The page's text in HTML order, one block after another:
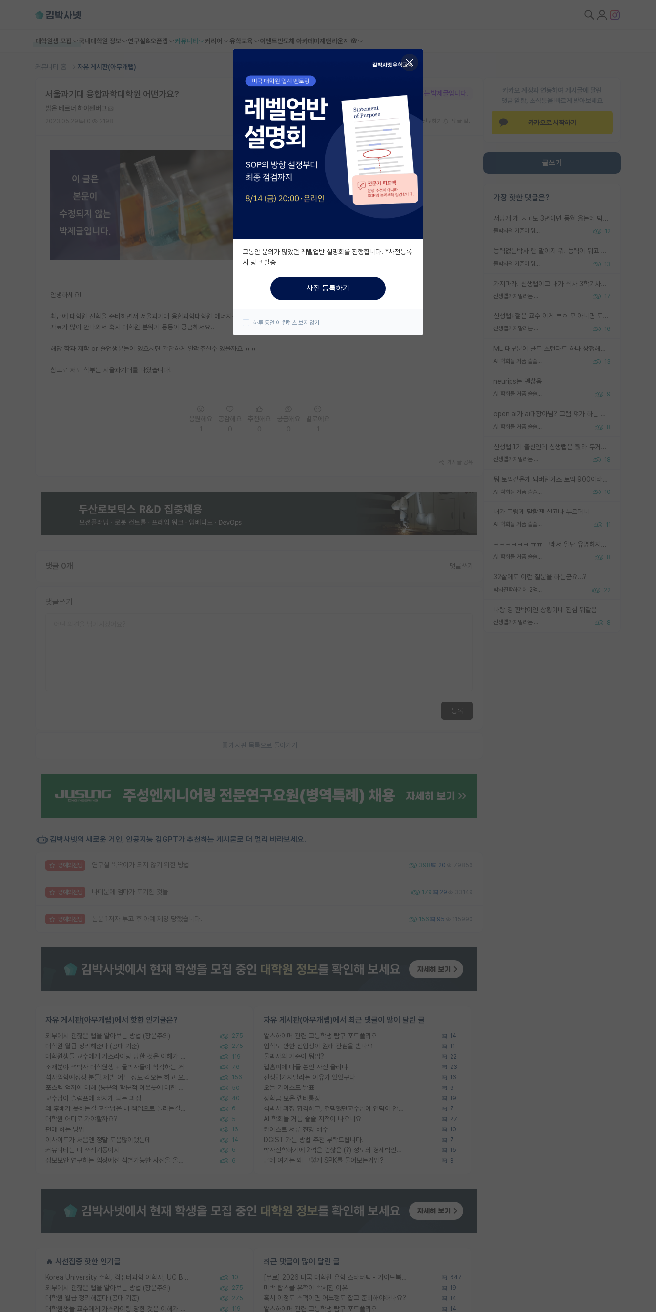
대학원생 모집 국내대학원 정보 연구실&오픈랩 커뮤니티 커리어 유학교육 이벤트반도체 아카데미 재팬라운지 🌸
커뮤니티 홈 자유 게시판(아무개랩)
카카오 계정과 연동하여 게시글에 달린
댓글 알람, 소식등을 빠르게 받아보세요
카카오로 시작하기
글쓰기
가장 핫한 댓글은?
서당개 개 ㅅㄲ도 3년이면 풍월 읊는데 박사 5년 이상 대리고 있으면서 물된건 교수 탓 맞는ㄱ게 거기가 서당이 아니란 소리임
물박사의 기준이 뭐임? 12
능력없는박사 란 말이지 뭐. 능력이 뭐고 능력이 있다는게 뭔지는 사람마다 기준이 다르니까 얘기해봐야 서로 자기 기준만 얘기해서 논쟁이 끝이 안나고. 주위에서 능력있고 야심있는 신입생이 교수가 유의미한 피드백을 아예 안주면서 제대로된 과제에 참여해볼 기회도 제공하지 않고 잡일 뺑뺑이만 돌려서 맨날 단순작업만 하면서 밤새다가 눈빛이 점점 죽어가는걸 본 사람은 물박사는 교수탓이라고 하고, 교수는 이것저것 알려도 주고 기회도 주고 사수 동기 붙여주면서 어떻게든 끌고가려고 하는데 본인이 매일 뺀질거리면서 출근 하는둥마는둥 하다가 기껏 와서도 폰이나 쳐다보다가 실험 망치고 저녁약속있어서 먼저 가볼게요~ 하는걸 본 사람은 물박사는 본인탓이라고 함.
물박사의 기준이 뭐임? 13
가지마라. 신생랩이고 내가 석사 3학기차인데 최고참인데 나도 아무것도 모르는데 교수가 후배들 왜 논문 교육 안시키냐. 논문 왜 안 써오냐 닦달한다
신생랩가지말라는 이유가 있었구나 17
신생랩+젊은 교수 이게 ㄹㅇ 모 아니면 도인듯.
신생랩가지말라는 이유가 있었구나 16
ML 대부분이 골드 스탠다드 하나 상정해놓고 (벤치마크 데이터셋이 여러 개면 여러 개 상정) 그거 얼마나 잘 맞추나 싸움임 가끔 번뜩이는 설계 철학을 보여주는 논문들도 있지만 대부분 그거 성적 얼마나 더 올리느라에 혈안이 되어 있는 측면이 잇음
AI 학회들 거품 슬슬 지적이 나오네요 13
neurips는 괜찮음
AI 학회들 거품 슬슬 지적이 나오네요 9
open ai가 ai대장아님? 그럼 쟤가 하는 말이 다 맞겠네
AI 학회들 거품 슬슬 지적이 나오네요 8
신생랩 1기 출신인데 신생랩은 줠라 무거운 바벨 같은거임. 들면 대박인데 못들면 깔려 죽음. 아무도 알려주지 않는 환경에서 자생해야하지만, 일단 살아남았다면 그 어떤 사람보다 악착같고 생존력 높은 사람으로 거듭날 수 있음
신생랩가지말라는 이유가 있었구나 18
뭐 토익같은게 되버린거죠 토익 900이라고 영어잘하는건 아닙니다만 잘하는사람은 다 900을 넘는 그런
AI 학회들 거품 슬슬 지적이 나오네요 10
내가 그렇게 말할땐 신고나 누르더니
AI 학회들 거품 슬슬 지적이 나오네요 11
ㅋㅋㅋㅋㅋㅋ ㅠㅠ 그래서 일단 유명해지는게 중요한거같습니다
AI 학회들 거품 슬슬 지적이 나오네요 8
32살에도 이런 질문을 하는군요...?
박사진학하기에 2억은 괜찮은 (?) 정도의 경제력인가요 22
나랑 걍 판박이인 상황이네 진심 뭐같음
신생랩가지말라는 이유가 있었구나 8
본문이 수정되지 않는 박제글입니다.
서울과기대 융합과학대학원 어떤가요?
밝은 베르너 하이젠버그
스크랩 신고하기
안녕하세요!
최근에 대학원 진학을 준비하면서 서울과기대 융합과학대학원 에너지정책학과에 대해 알아보고 있는데
자료가 많이 안나와서 혹시 대학원 분위기 등등이 궁금해서요..
해당 학과 재학 or 졸업생분들이 있으시면 간단하게 알려주실수 있을까요 ㅠㅠ
참고로 저도 학부는 서울과기대를 나왔습니다!
댓글 0개 댓글쓰기
댓글쓰기
등록
게시판 목록으로 돌아가기
김박사넷의 새로운 거인, 인공지능 김GPT가 추천하는 게시물로 더 멀리 바라보세요.
명예의전당 연구실 뚝딱이가 되지 않기 위한 방법 398 20 79856
명예의전당 나때문에 엄마가 포기한 것들 179 29 33149
명예의전당 논문 1저자 투고 후 아예 제명 당했습니다. 156 95 115990
자유 게시판(아무개랩)에서 핫한 인기글은?
외부에서 괜찮은 랩을 알아보는 방법 (장문주의) 275
대학원 월급 정리해준다 (공대 기준) 275
대학원생들 교수에게 가스라이팅 당한 것은 이해가 갑니다. 안타깝네요. 119
소재분야 석박사 대학원생 + 물박사들이 착각하는 거 76
석사입학예정생 분들! 제발 어느 정도 각오는 하고 오세요. 156
포스텍 억까에 대해 (동문의 학문적 아웃풋에 대한 반박) 50
교수님이 슬럼프에 빠지게 되는 과정 40
왜 후배가 못하는걸 교수님은 내 책임으로 돌리는걸까요? 6
대학원 어디로 가야할까요? 5
편애 하는 방법 16
이사이트가 처음엔 정말 도움많이됐는데 14
커뮤니티는 다 쓰레기통이지 6
정보보안 연구하는 입장에선 식별가능한 사진을 올리는건 비추이긴함 6
자유 게시판(아무개랩)에서 최근 댓글이 많이 달린 글
알츠하이머 관련 고등학생 탐구 포트폴리오 14
입학도 안한 신입생이 원래 관심을 받나요 11
물박사의 기준이 뭐임? 22
랩홈피에 다들 본인 사진 올리냐 23
신생랩가지말라는 이유가 있었구나 16
오늘 카이스트 발표 6
장학금 모은 랩비통장 19
석박사 과정 합격하고, 컨택했던교수님이 연락이 안됩니다... 7
AI 학회들 거품 슬슬 지적이 나오네요 27
카이스트 서류 전형 배수 10
DGIST 가는 방법 추천 부탁드립니다. 7
박사진학하기에 2억은 괜찮은 (?) 정도의 경제력인가요 15
근데 여기는 왜 그렇게 SPK를 물어보는거임? 8
🔥 시선집중 핫한 인기글
Korea University 수학, 컴퓨터과학 이학사, UC Berkeley 산업공학 대학원 공학박사가 되는 것은 쉽지 않겠죠? 10
외부에서 괜찮은 랩을 알아보는 방법 (장문주의) 275
대학원 월급 정리해준다 (공대 기준) 275
대학원생들 교수에게 가스라이팅 당한 것은 이해가 갑니다. 안타깝네요. 119
최근 댓글이 많이 달린 글
[무료] 2026 미국 대학원 유학 스타터팩 - 가이드북 & 합격자 컨택메일 템플릿 647
미박 탑스쿨 유학이 빡세진 이유 19
혹시 이정도 스펙이면 어느정도 잡고 준비해야하나요? 14
알츠하이머 관련 고등학생 탐구 포트폴리오 14
그동안 문의가 많았던 레벨업반 설명회를 진행합니다. *사전등록
시 링크 발송
사전 등록하기
하루 동안 이 컨텐츠 보지 않기